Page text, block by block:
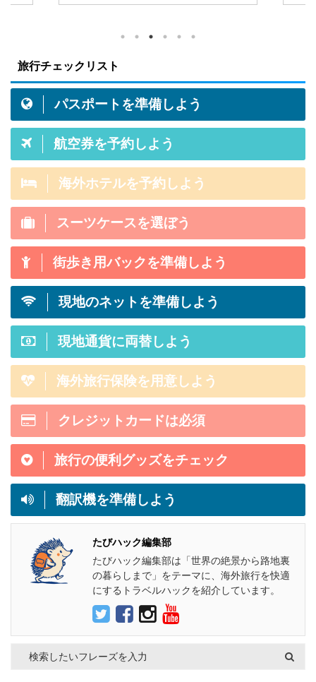
方も
ズを
とし
料金
、重
えて
っか
レスが提供している特典（海外旅行保
ているだけでメリットになります。 と
はいえ「あなたは」アメリカン・エキ
スプレス・カードを持つことにメリッ
ト感じますか？この記事は初めてアメ
リカン・エキスプレスのクレジットカ
ードを持って旅行に行くメリットがあ
るか否かの参考記事です。 結論から言
うと「これまでの海外旅行をグレード
アップさせるクレカ」それがアメ ...
テル
界最
テル
ます
旅行チェックリスト
パスポートを準備しよう
航空券を予約しよう
海外ホテルを予約しよう
スーツケースを選ぼう
街歩き用バックを準備しよう
現地のネットを準備しよう
現地通貨に両替しよう
海外旅行保険を用意しよう
クレジットカードは必須
旅行の便利グッズをチェック
翻訳機を準備しよう
たびハック編集部
たびハック編集部は「世界の絶景から路地裏
の暮らしまで」をテーマに、海外旅行を快適
にするトラベルハックを紹介しています。